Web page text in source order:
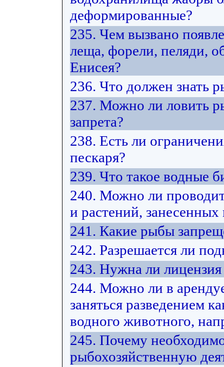
деформированные?
235. Чем вызвано
леща, форели, пеляди,
Енисея?
236. Что должен знать
237. Можно ли ловить
запрета?
238. Есть ли
пескаря?
239. Что такое водные
240. Можно ли
и растений,
241. Какие рыбы
242. Разрешается ли
243. Нужна ли
244. Можно ли в
заняться разведением
водного животного,
245. Почему
рыбохозяйственную